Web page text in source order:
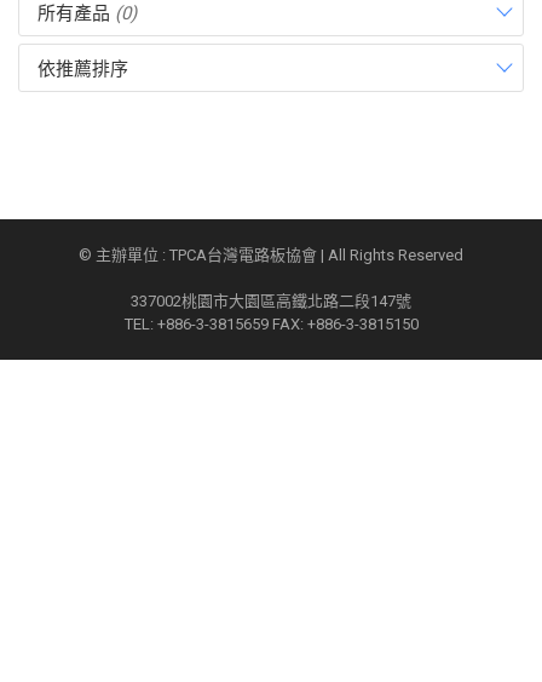
所有產品 (0)
依推薦排序
© 主辦單位 : TPCA台灣電路板協會 | All Rights Reserved
337002桃園市大園區高鐵北路二段147號
TEL: +886-3-3815659 FAX: +886-3-3815150